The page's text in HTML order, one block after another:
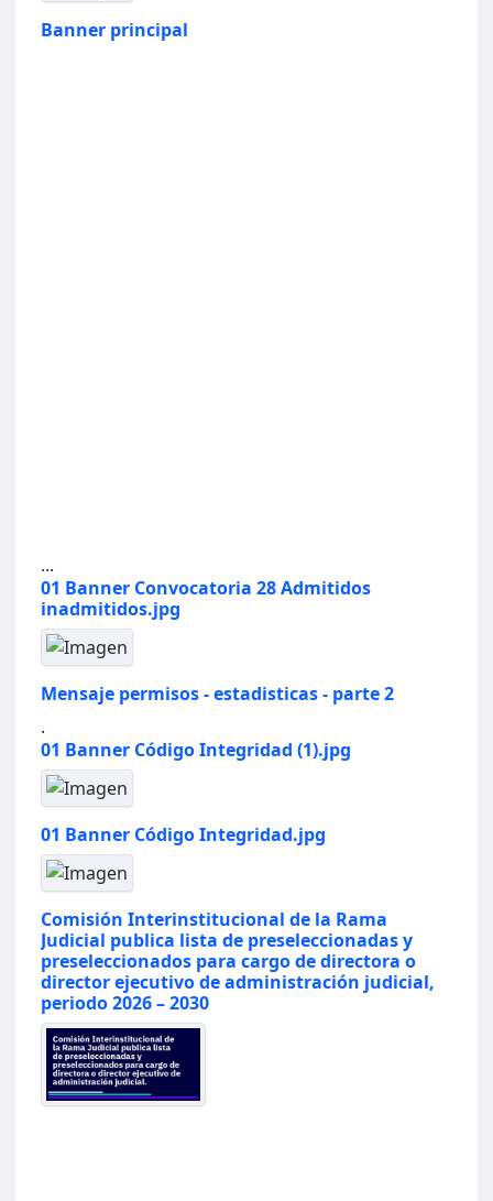
Banner principal
...
01 Banner Convocatoria 28 Admitidos
inadmitidos.jpg
Mensaje permisos - estadisticas - parte 2
.
01 Banner Código Integridad (1).jpg
01 Banner Código Integridad.jpg
Comisión Interinstitucional de la Rama
Judicial publica lista de preseleccionadas y
preseleccionados para cargo de directora o
director ejecutivo de administración judicial,
periodo 2026 – 2030